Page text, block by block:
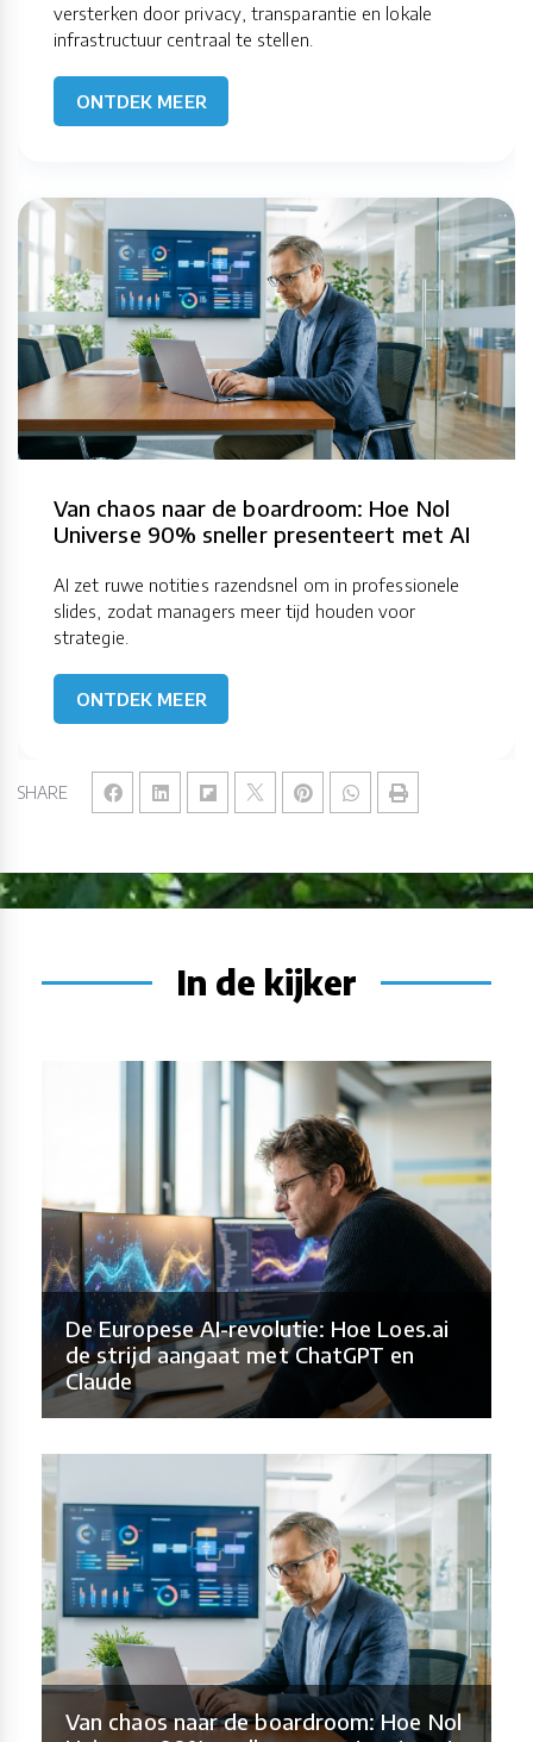
SHARE
versterken door privacy, transparantie en lokale
infrastructuur centraal te stellen.
ONTDEK MEER
Van chaos naar de boardroom: Hoe Nol
Universe 90% sneller presenteert met AI
AI zet ruwe notities razendsnel om in professionele
slides, zodat managers meer tijd houden voor
strategie.
ONTDEK MEER
In de kijker
De Europese AI-revolutie: Hoe Loes.ai
de strijd aangaat met ChatGPT en
Claude
Van chaos naar de boardroom: Hoe Nol